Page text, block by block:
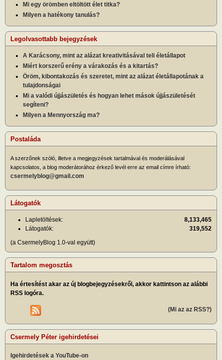
Mi egy örömben eltöltött élet titka?
Milyen a hatékony tanulás?
Legolvasottabb bejegyzések
A Karácsony, mint az alázat kreativitásával teli életállapot
Miért korszerű erény a várakozás és a kitartás?
Öröm, kibontakozás és szeretet, mint az alázat életállapotának a
tulajdonságai
Mi a valódi újjászületés és hogyan lehet mások újjászületését
segíteni?
Milyen a Mennyország ma?
Postaláda
A szerzőnek szóló, illetve a megjegyzések tartalmával és moderálásával
kapcsolatos, a blog moderátorához érkező levél erre az email címre írható:
csermelyblog@gmail.com
Látogatók
Lapletöltések:
8,133,465
Látogatók:
319,552
(a CsermelyBlog 1.0-val együtt)
Tartalom megosztás
Ha értesítést akar az új blogbejegyzésekről, akkor kattintson az alábbi
RSS logóra.
(Mi az az RSS?)
Csermely Péter igehirdetései
Igehirdetések a YouTube-on